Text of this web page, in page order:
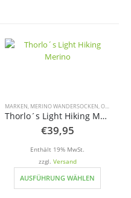
MARKEN, MERINO WANDERSOCKEN,OUTDOOR
Thorlo´s Light Hiking Merino
€39,95
Enthält 19% MwSt.
zzgl. Versand
AUSFÜHRUNG WÄHLEN
Dieses Produkt weist mehrere Varianten auf. Die Optionen können auf der Produktseite gewählt werden